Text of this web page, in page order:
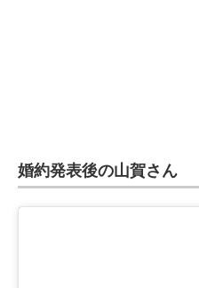
婚約発表後の山賀さん